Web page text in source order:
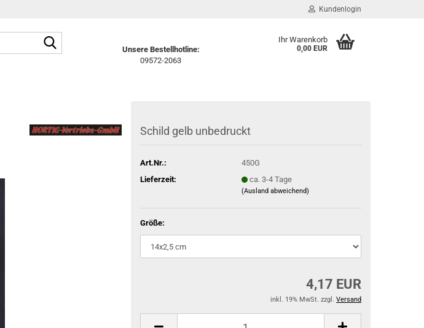
Kundenlogin
Unsere Bestellhotline:
09572-2063
Ihr Warenkorb
0,00 EUR
Schild gelb unbedruckt
Art.Nr.:
450G
Lieferzeit:
ca. 3-4 Tage
(Ausland abweichend)
Größe:
4,17 EUR
inkl. 19% MwSt. zzgl. Versand